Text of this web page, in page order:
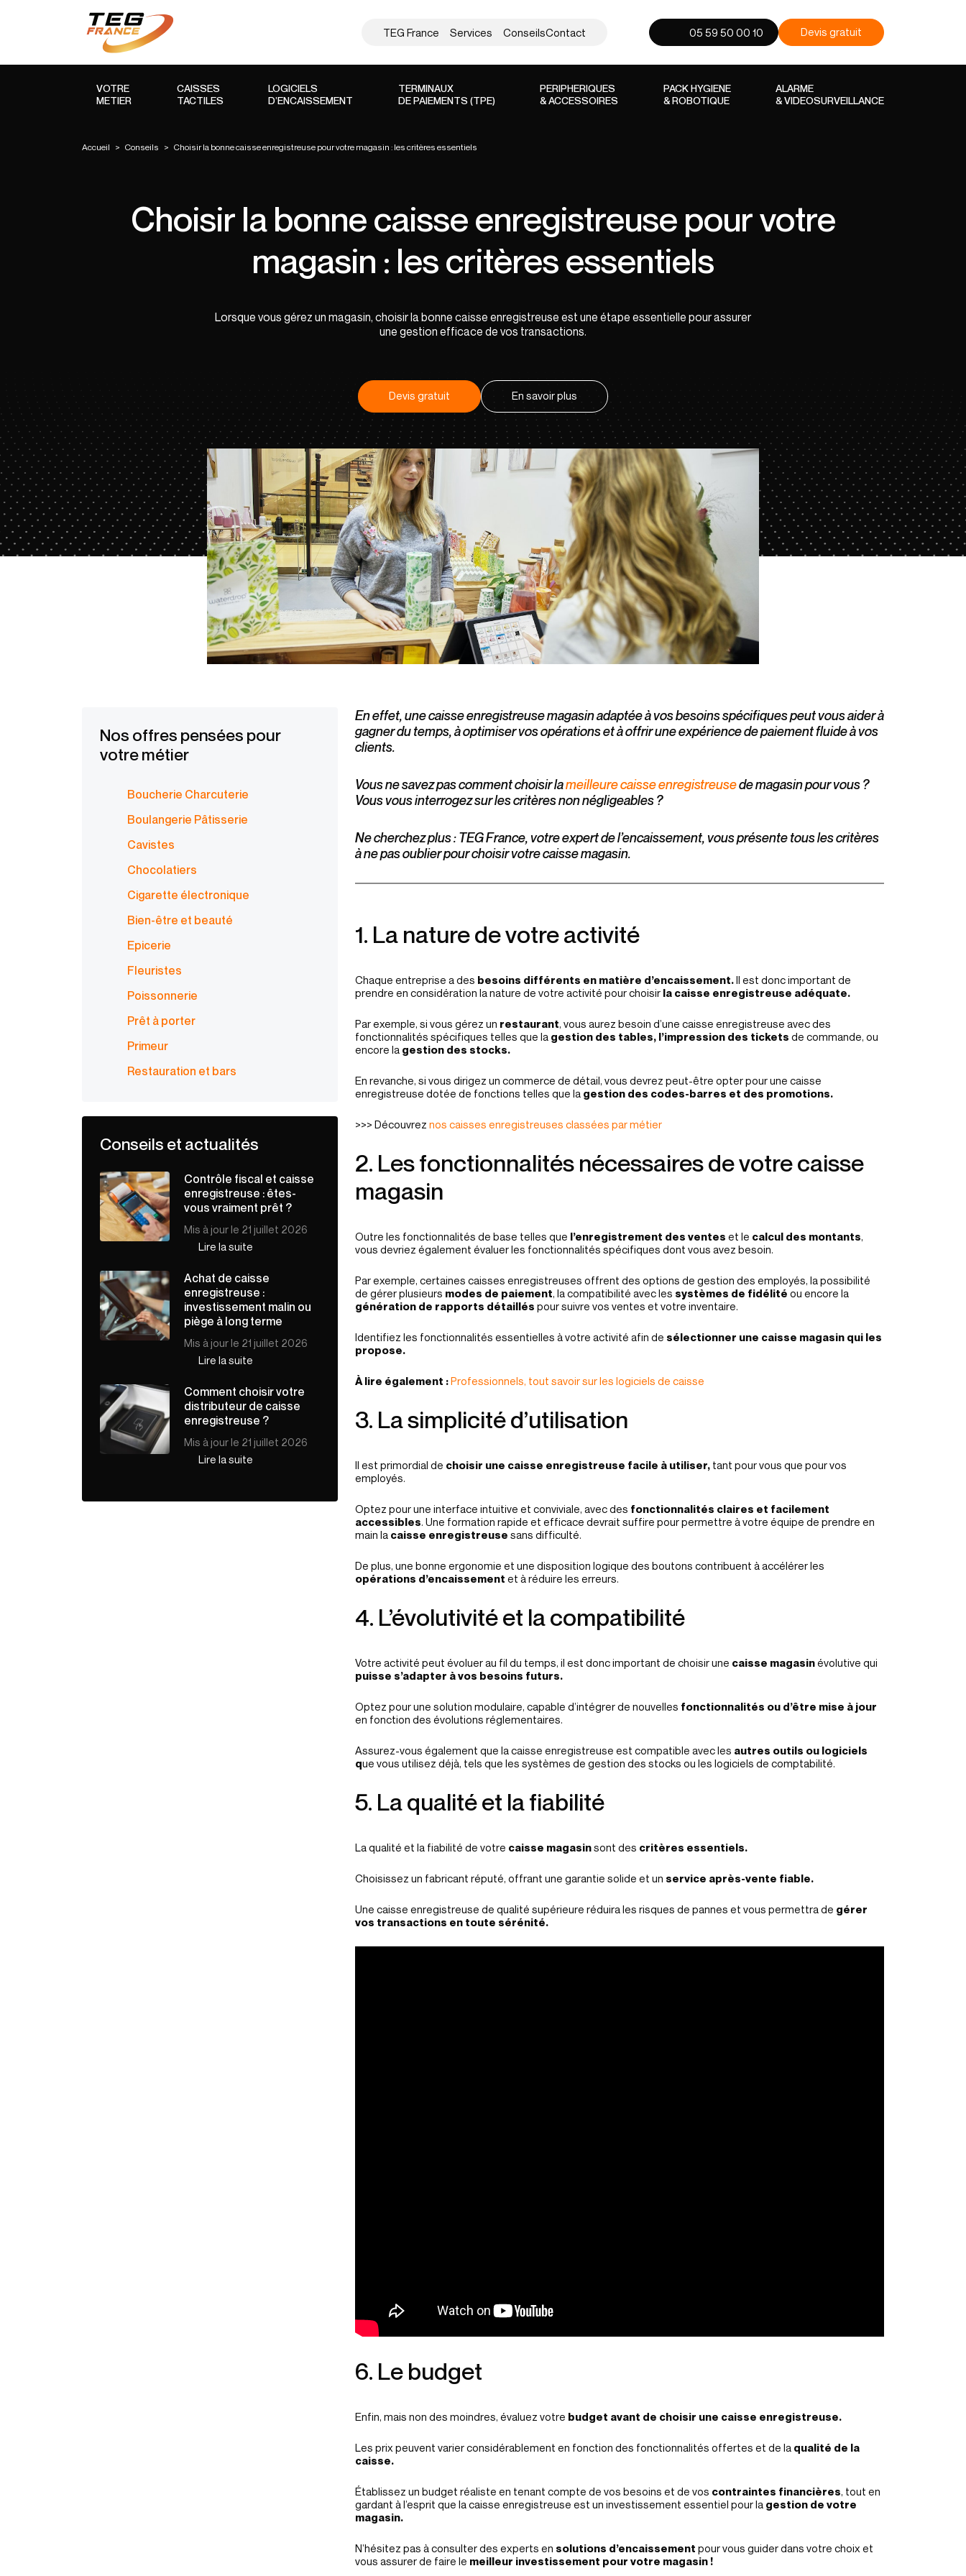
TEG France Services ConseilsContact 05 59 50 00 10 Devis gratuit
VOTRE
METIER
CAISSES
TACTILES
LOGICIELS
D’ENCAISSEMENT
TERMINAUX
DE PAIEMENTS (TPE)
PERIPHERIQUES
& ACCESSOIRES
PACK HYGIENE
& ROBOTIQUE
ALARME
& VIDEOSURVEILLANCE
Accueil > Conseils > Choisir la bonne caisse enregistreuse pour votre magasin : les critères essentiels
Choisir la bonne caisse enregistreuse pour votre
magasin : les critères essentiels
Lorsque vous gérez un magasin, choisir la bonne caisse enregistreuse est une étape essentielle pour assurer
une gestion efficace de vos transactions.
Devis gratuit En savoir plus
Nos offres pensées pour
votre métier
Boucherie Charcuterie
Boulangerie Pâtisserie
Cavistes
Chocolatiers
Cigarette électronique
Bien-être et beauté
Epicerie
Fleuristes
Poissonnerie
Prêt à porter
Primeur
Restauration et bars
Conseils et actualités
Contrôle fiscal et caisse
enregistreuse : êtes-
vous vraiment prêt ?
Mis à jour le 21 juillet 2026
Lire la suite
Achat de caisse
enregistreuse :
investissement malin ou
piège à long terme
Mis à jour le 21 juillet 2026
Lire la suite
Comment choisir votre
distributeur de caisse
enregistreuse ?
Mis à jour le 21 juillet 2026
Lire la suite
En effet, une caisse enregistreuse magasin adaptée à vos besoins spécifiques peut vous aider à
gagner du temps, à optimiser vos opérations et à offrir une expérience de paiement fluide à vos
clients.
Vous ne savez pas comment choisir lameilleure caisse enregistreusede magasin pour vous ?
Vous vous interrogez sur les critères non négligeables ?
Ne cherchez plus : TEG France, votre expert de l’encaissement, vous présente tous les critères
à ne pas oublier pour choisir votre caisse magasin.
1. La nature de votre activité
Chaque entreprise a des besoins différents en matière d’encaissement.Il est donc important de
prendre en considération la nature de votre activité pour choisir la caisse enregistreuse adéquate.
Par exemple, si vous gérez un restaurant, vous aurez besoin d’une caisse enregistreuse avec des
fonctionnalités spécifiques telles que la gestion des tables, l’impression des tickets de commande, ou
encore la gestion des stocks.
En revanche, si vous dirigez un commerce de détail, vous devrez peut-être opter pour une caisse
enregistreuse dotée de fonctions telles que la gestion des codes-barres et des promotions.
>>> Découvrez nos caisses enregistreuses classées par métier
2. Les fonctionnalités nécessaires de votre caisse
magasin
Outre les fonctionnalités de base telles que l’enregistrement des ventes et le calcul des montants,
vous devriez également évaluer les fonctionnalités spécifiques dont vous avez besoin.
Par exemple, certaines caisses enregistreuses offrent des options de gestion des employés, la possibilité
de gérer plusieurs modes de paiement, la compatibilité avec les systèmes de fidélité ou encore la
génération de rapports détaillés pour suivre vos ventes et votre inventaire.
Identifiez les fonctionnalités essentielles à votre activité afin de sélectionner une caisse magasin qui les
propose.
À lire également :Professionnels, tout savoir sur les logiciels de caisse
3. La simplicité d’utilisation
Il est primordial de choisir une caisse enregistreuse facile à utiliser, tant pour vous que pour vos
employés.
Optez pour une interface intuitive et conviviale, avec des fonctionnalités claires et facilement
accessibles. Une formation rapide et efficace devrait suffire pour permettre à votre équipe de prendre en
main la caisse enregistreuse sans difficulté.
De plus, une bonne ergonomie et une disposition logique des boutons contribuent à accélérer les
opérations d’encaissement et à réduire les erreurs.
4. L’évolutivité et la compatibilité
Votre activité peut évoluer au fil du temps, il est donc important de choisir une caisse magasinévolutive qui
puisse s’adapter à vos besoins futurs.
Optez pour une solution modulaire, capable d’intégrer de nouvelles fonctionnalités ou d’être mise à jour
en fonction des évolutions réglementaires.
Assurez-vous également que la caisse enregistreuse est compatible avec les autres outils ou logiciels
que vous utilisez déjà, tels que les systèmes de gestion des stocks ou les logiciels de comptabilité.
5. La qualité et la fiabilité
La qualité et la fiabilité de votre caisse magasinsont des critères essentiels.
Choisissez un fabricant réputé, offrant une garantie solide et un service après-vente fiable.
Une caisse enregistreuse de qualité supérieure réduira les risques de pannes et vous permettra de gérer
vos transactions en toute sérénité.
6. Le budget
Enfin, mais non des moindres, évaluez votre budget avant de choisir une caisse enregistreuse.
Les prix peuvent varier considérablement en fonction des fonctionnalités offertes et de la qualité de la
caisse.
Établissez un budget réaliste en tenant compte de vos besoins et de vos contraintes financières, tout en
gardant à l’esprit que la caisse enregistreuse est un investissement essentiel pour la gestion de votre
magasin.
N’hésitez pas à consulter des experts en solutions d’encaissement pour vous guider dans votre choix et
vous assurer de faire le meilleur investissement pour votre magasin !